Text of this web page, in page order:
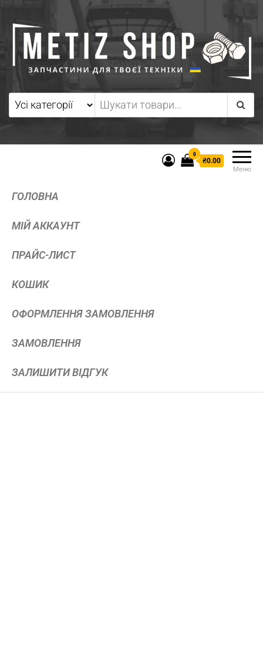
Меню
0
₴0.00
ГОЛОВНА
МІЙ АККАУНТ
ПРАЙС-ЛИСТ
КОШИК
ОФОРМЛЕННЯ ЗАМОВЛЕННЯ
ЗАМОВЛЕННЯ
ЗАЛИШИТИ ВІДГУК